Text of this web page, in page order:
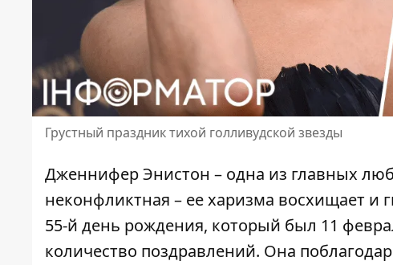
Грустный праздник тихой голливудской звезды
Дженнифер Энистон – одна из главных
неконфликтная – ее харизма восхищает и
55-й день рождения, который был 11
количество поздравлений. Она